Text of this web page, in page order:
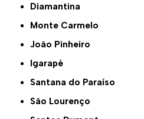
Diamantina
Monte Carmelo
João Pinheiro
Igarapé
Santana do Paraíso
São Lourenço